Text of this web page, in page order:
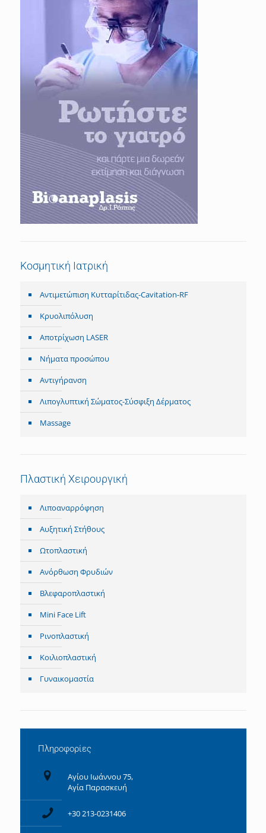
Κοσμητική Ιατρική
Αντιμετώπιση Κυτταρίτιδας-Cavitation-RF
Κρυολιπόλυση
Αποτρίχωση LASER
Nήματα προσώπου
Αντιγήρανση
Λιπογλυπτική Σώματος-Σύσφιξη Δέρματος
Massage
Πλαστική Χειρουργική
Λιποαναρρόφηση
Αυξητική Στήθους
Ωτοπλαστική
Ανόρθωση Φρυδιών
Βλεφαροπλαστική
Mini Face Lift
Ρινοπλαστική
Κοιλιοπλαστική
Γυναικομαστία
Πληροφορίες
Αγίου Ιωάννου 75,
Αγία Παρασκευή
+30 213-0231406